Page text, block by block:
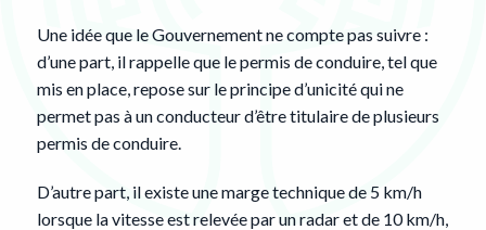
Une idée que le Gouvernement ne compte pas suivre :
d’une part, il rappelle que le permis de conduire, tel que
mis en place, repose sur le principe d’unicité qui ne
permet pas à un conducteur d’être titulaire de plusieurs
permis de conduire.
D’autre part, il existe une marge technique de 5 km/h
lorsque la vitesse est relevée par un radar et de 10 km/h,